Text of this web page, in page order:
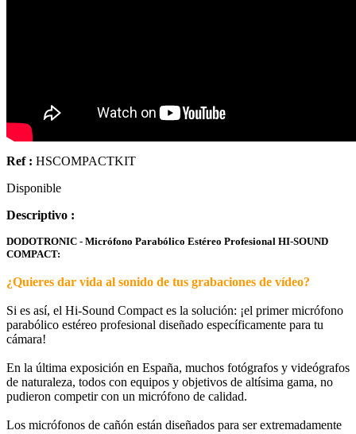
Ref : HSCOMPACTKIT
Disponible
Descriptivo :
DODOTRONIC - Micrófono Parabólico Estéreo Profesional HI-SOUND
COMPACT:
¿Quieres dar vida al sonido de tus grabaciones de vídeo?
Si es así, el Hi-Sound Compact es la solución: ¡el primer micrófono
parabólico estéreo profesional diseñado específicamente para tu
cámara!
En la última exposición en España, muchos fotógrafos y videógrafos
de naturaleza, todos con equipos y objetivos de altísima gama, no
pudieron competir con un micrófono de calidad.
Los micrófonos de cañón están diseñados para ser extremadamente